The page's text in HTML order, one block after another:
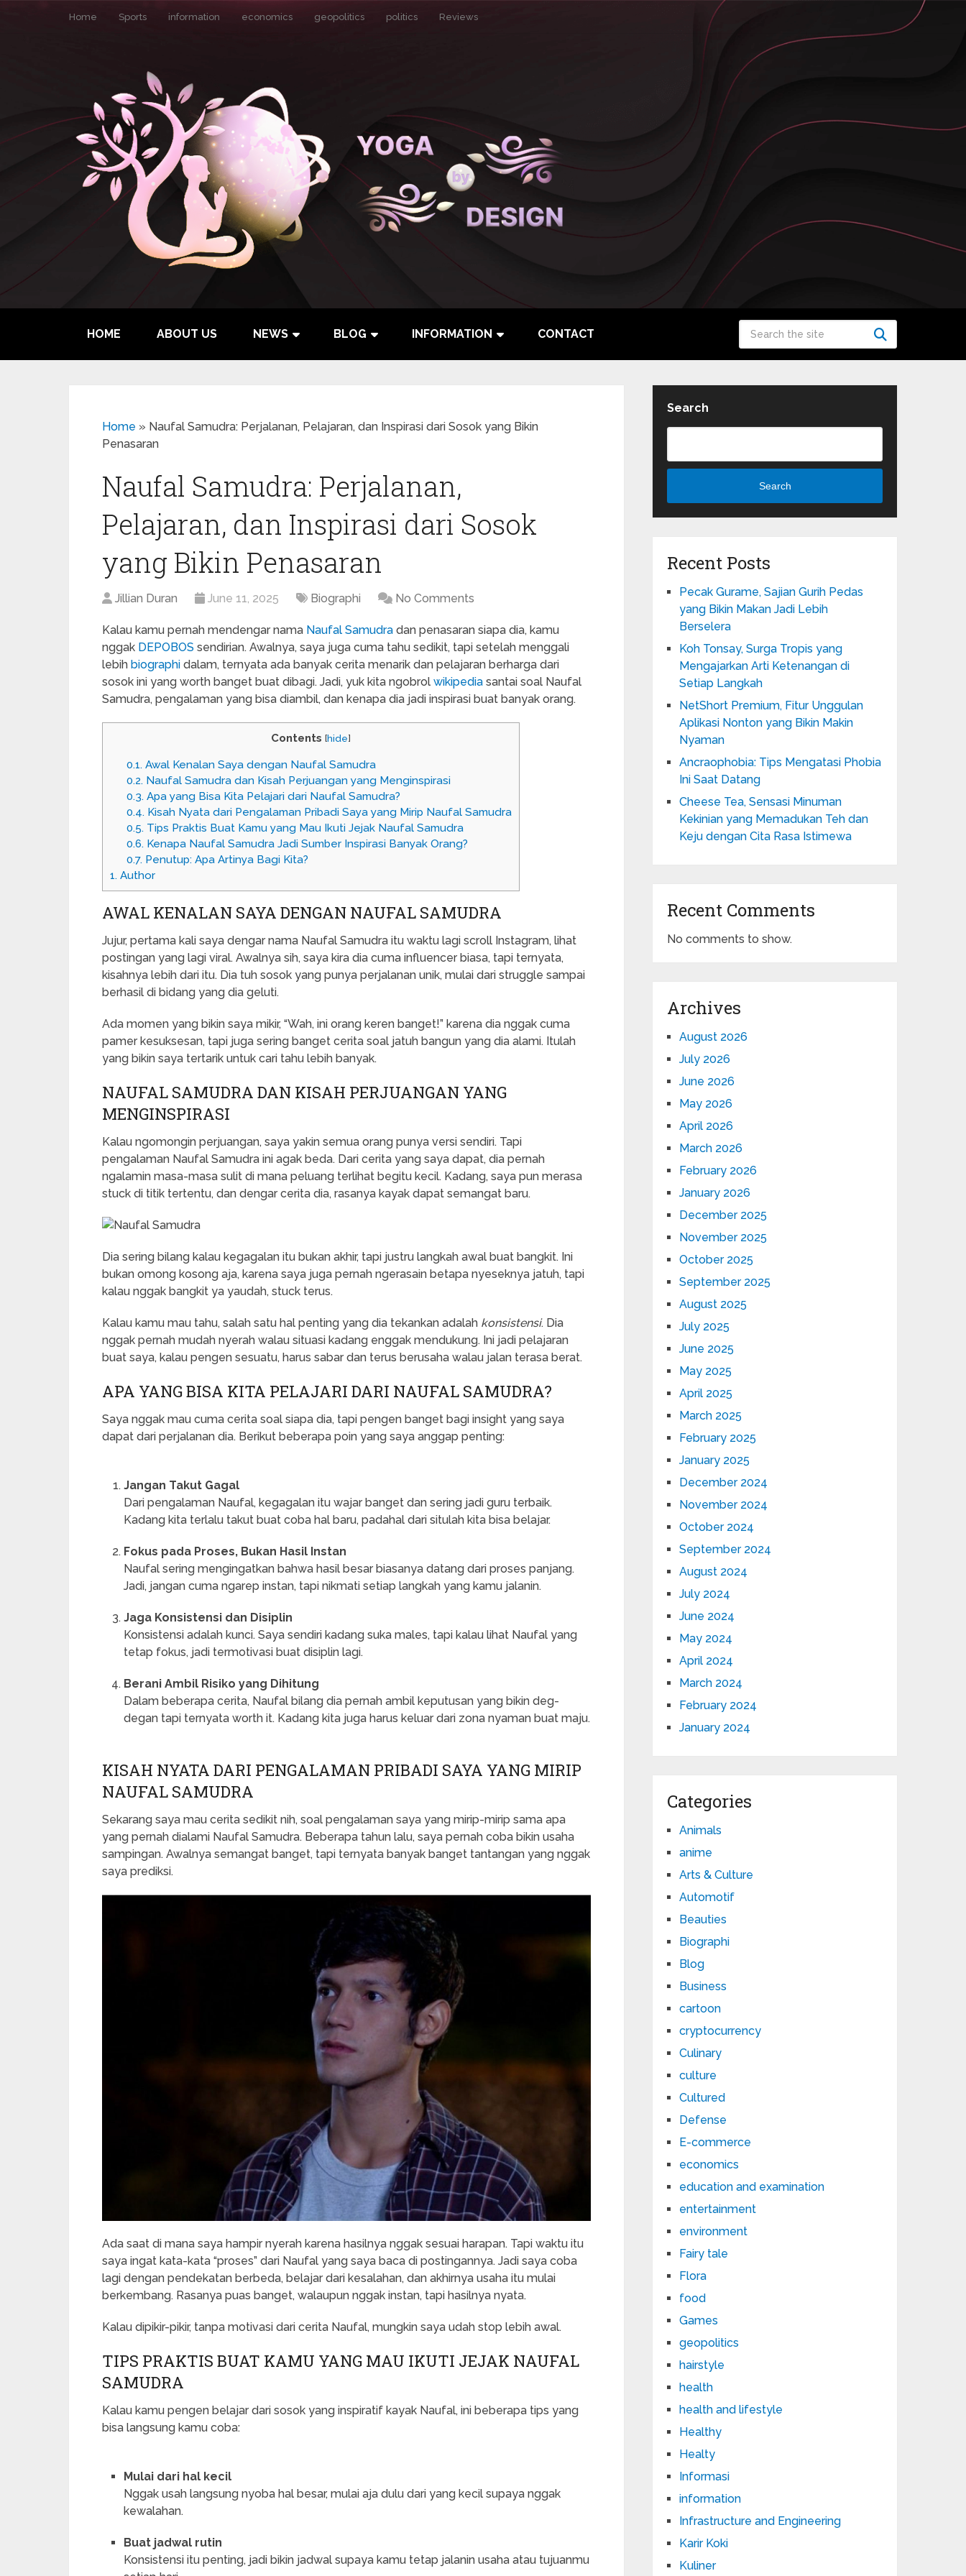
Home Sports information economics geopolitics politics Reviews
HOME ABOUT US NEWS BLOG INFORMATION CONTACT
Home » Naufal Samudra: Perjalanan, Pelajaran, dan Inspirasi dari Sosok yang Bikin
Penasaran
Naufal Samudra: Perjalanan,
Pelajaran, dan Inspirasi dari Sosok
yang Bikin Penasaran
Jillian Duran June 11, 2025 Biographi No Comments
Kalau kamu pernah mendengar nama Naufal Samudra dan penasaran siapa dia, kamu
nggak DEPOBOS sendirian. Awalnya, saya juga cuma tahu sedikit, tapi setelah menggali
lebih biographi dalam, ternyata ada banyak cerita menarik dan pelajaran berharga dari
sosok ini yang worth banget buat dibagi. Jadi, yuk kita ngobrol wikipedia santai soal Naufal
Samudra, pengalaman yang bisa diambil, dan kenapa dia jadi inspirasi buat banyak orang.
Contents [hide]
0.1.Awal Kenalan Saya dengan Naufal Samudra
0.2.Naufal Samudra dan Kisah Perjuangan yang Menginspirasi
0.3.Apa yang Bisa Kita Pelajari dari Naufal Samudra?
0.4.Kisah Nyata dari Pengalaman Pribadi Saya yang Mirip Naufal Samudra
0.5.Tips Praktis Buat Kamu yang Mau Ikuti Jejak Naufal Samudra
0.6.Kenapa Naufal Samudra Jadi Sumber Inspirasi Banyak Orang?
0.7.Penutup: Apa Artinya Bagi Kita?
1. Author
AWAL KENALAN SAYA DENGAN NAUFAL SAMUDRA
Jujur, pertama kali saya dengar nama Naufal Samudra itu waktu lagi scroll Instagram, lihat
postingan yang lagi viral. Awalnya sih, saya kira dia cuma influencer biasa, tapi ternyata,
kisahnya lebih dari itu. Dia tuh sosok yang punya perjalanan unik, mulai dari struggle sampai
berhasil di bidang yang dia geluti.
Ada momen yang bikin saya mikir, “Wah, ini orang keren banget!” karena dia nggak cuma
pamer kesuksesan, tapi juga sering banget cerita soal jatuh bangun yang dia alami. Itulah
yang bikin saya tertarik untuk cari tahu lebih banyak.
NAUFAL SAMUDRA DAN KISAH PERJUANGAN YANG
MENGINSPIRASI
Kalau ngomongin perjuangan, saya yakin semua orang punya versi sendiri. Tapi
pengalaman Naufal Samudra ini agak beda. Dari cerita yang saya dapat, dia pernah
ngalamin masa-masa sulit di mana peluang terlihat begitu kecil. Kadang, saya pun merasa
stuck di titik tertentu, dan dengar cerita dia, rasanya kayak dapat semangat baru.
Dia sering bilang kalau kegagalan itu bukan akhir, tapi justru langkah awal buat bangkit. Ini
bukan omong kosong aja, karena saya juga pernah ngerasain betapa nyeseknya jatuh, tapi
kalau nggak bangkit ya yaudah, stuck terus.
Kalau kamu mau tahu, salah satu hal penting yang dia tekankan adalah konsistensi. Dia
nggak pernah mudah nyerah walau situasi kadang enggak mendukung. Ini jadi pelajaran
buat saya, kalau pengen sesuatu, harus sabar dan terus berusaha walau jalan terasa berat.
APA YANG BISA KITA PELAJARI DARI NAUFAL SAMUDRA?
Saya nggak mau cuma cerita soal siapa dia, tapi pengen banget bagi insight yang saya
dapat dari perjalanan dia. Berikut beberapa poin yang saya anggap penting:
Jangan Takut Gagal
Dari pengalaman Naufal, kegagalan itu wajar banget dan sering jadi guru terbaik.
Kadang kita terlalu takut buat coba hal baru, padahal dari situlah kita bisa belajar.
Fokus pada Proses, Bukan Hasil Instan
Naufal sering mengingatkan bahwa hasil besar biasanya datang dari proses panjang.
Jadi, jangan cuma ngarep instan, tapi nikmati setiap langkah yang kamu jalanin.
Jaga Konsistensi dan Disiplin
Konsistensi adalah kunci. Saya sendiri kadang suka males, tapi kalau lihat Naufal yang
tetap fokus, jadi termotivasi buat disiplin lagi.
Berani Ambil Risiko yang Dihitung
Dalam beberapa cerita, Naufal bilang dia pernah ambil keputusan yang bikin deg-
degan tapi ternyata worth it. Kadang kita juga harus keluar dari zona nyaman buat maju.
KISAH NYATA DARI PENGALAMAN PRIBADI SAYA YANG MIRIP
NAUFAL SAMUDRA
Sekarang saya mau cerita sedikit nih, soal pengalaman saya yang mirip-mirip sama apa
yang pernah dialami Naufal Samudra. Beberapa tahun lalu, saya pernah coba bikin usaha
sampingan. Awalnya semangat banget, tapi ternyata banyak banget tantangan yang nggak
saya prediksi.
Ada saat di mana saya hampir nyerah karena hasilnya nggak sesuai harapan. Tapi waktu itu
saya ingat kata-kata “proses” dari Naufal yang saya baca di postingannya. Jadi saya coba
lagi dengan pendekatan berbeda, belajar dari kesalahan, dan akhirnya usaha itu mulai
berkembang. Rasanya puas banget, walaupun nggak instan, tapi hasilnya nyata.
Kalau dipikir-pikir, tanpa motivasi dari cerita Naufal, mungkin saya udah stop lebih awal.
TIPS PRAKTIS BUAT KAMU YANG MAU IKUTI JEJAK NAUFAL
SAMUDRA
Kalau kamu pengen belajar dari sosok yang inspiratif kayak Naufal, ini beberapa tips yang
bisa langsung kamu coba:
Mulai dari hal kecil
Nggak usah langsung nyoba hal besar, mulai aja dulu dari yang kecil supaya nggak
kewalahan.
Buat jadwal rutin
Konsistensi itu penting, jadi bikin jadwal supaya kamu tetap jalanin usaha atau tujuanmu
Search
Search
Recent Posts
Pecak Gurame, Sajian Gurih Pedas
yang Bikin Makan Jadi Lebih
Berselera
Koh Tonsay, Surga Tropis yang
Mengajarkan Arti Ketenangan di
Setiap Langkah
NetShort Premium, Fitur Unggulan
Aplikasi Nonton yang Bikin Makin
Nyaman
Ancraophobia: Tips Mengatasi Phobia
Ini Saat Datang
Cheese Tea, Sensasi Minuman
Kekinian yang Memadukan Teh dan
Keju dengan Cita Rasa Istimewa
Recent Comments
No comments to show.
Archives
August 2026
July 2026
June 2026
May 2026
April 2026
March 2026
February 2026
January 2026
December 2025
November 2025
October 2025
September 2025
August 2025
July 2025
June 2025
May 2025
April 2025
March 2025
February 2025
January 2025
December 2024
November 2024
October 2024
September 2024
August 2024
July 2024
June 2024
May 2024
April 2024
March 2024
February 2024
January 2024
Categories
Animals
anime
Arts & Culture
Automotif
Beauties
Biographi
Blog
Business
cartoon
cryptocurrency
Culinary
culture
Cultured
Defense
E-commerce
economics
education and examination
entertainment
environment
Fairy tale
Flora
food
Games
geopolitics
hairstyle
health
health and lifestyle
Healthy
Healty
Informasi
information
Infrastructure and Engineering
Karir Koki
Kuliner